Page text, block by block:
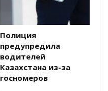
Полиция
предупредила
водителей
Казахстана из-за
госномеров